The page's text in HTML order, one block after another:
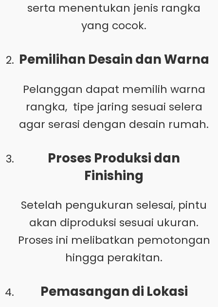
serta menentukan jenis rangka
yang cocok.
Pemilihan Desain dan Warna
Pelanggan dapat memilih warna
rangka, tipe jaring sesuai selera
agar serasi dengan desain rumah.
Proses Produksi dan
Finishing
Setelah pengukuran selesai, pintu
akan diproduksi sesuai ukuran.
Proses ini melibatkan pemotongan
hingga perakitan.
Pemasangan di Lokasi